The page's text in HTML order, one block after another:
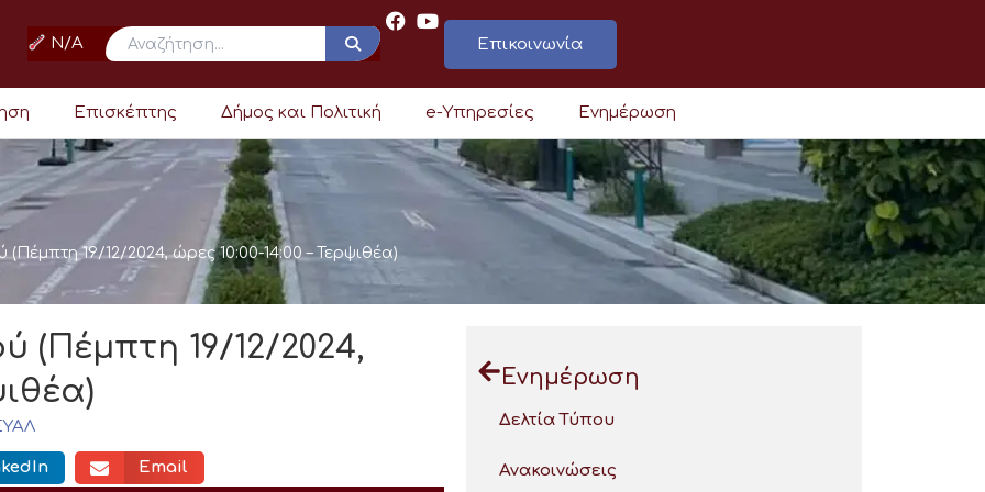
N/A Επικοινωνία
Επισκέπτης Δήμος και Πολιτική e-Υπηρεσίες Ενημέρωση
19/12/2024, ώρες 10:00-14:00 – Τερψιθέα)
(Πέμπτη 19/12/2024,
Email
Ενημέρωση
Δελτία Τύπου
Ανακοινώσεις